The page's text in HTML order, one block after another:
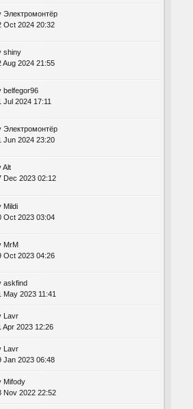
Электромонтёр
Oct 2024 20:32
shiny
Aug 2024 21:55
belfegor96
Jul 2024 17:11
Электромонтёр
Jun 2024 23:20
Alt
Dec 2023 02:12
Mildi
Oct 2023 03:04
MrM
Oct 2023 04:26
askfind
May 2023 11:41
Lavr
Apr 2023 12:26
Lavr
Jan 2023 06:48
Mifody
Nov 2022 22:52